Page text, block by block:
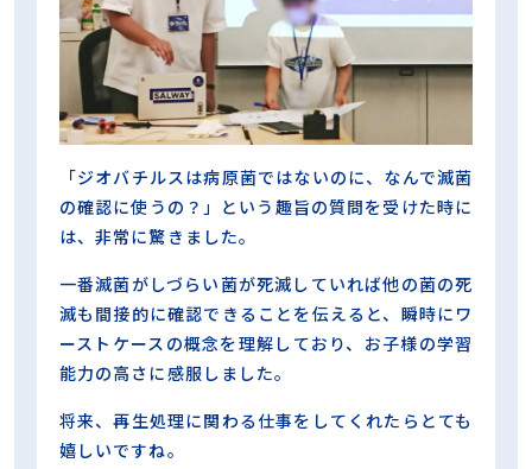
「ジオバチルスは病原菌ではないのに、なんで滅菌
の確認に使うの？」という趣旨の質問を受けた時に
は、非常に驚きました。
一番滅菌がしづらい菌が死滅していれば他の菌の死
滅も間接的に確認できることを伝えると、瞬時にワ
ーストケースの概念を理解しており、お子様の学習
能力の高さに感服しました。
将来、再生処理に関わる仕事をしてくれたらとても
嬉しいですね。